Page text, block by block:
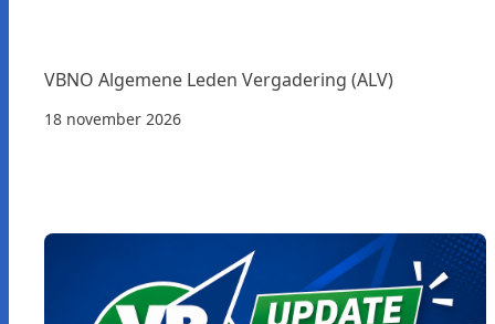
VBNO Algemene Leden Vergadering (ALV)
18 november 2026